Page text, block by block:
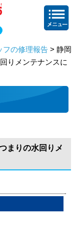
フの修理報告 > 静岡
りメンテナンスに
まりの水回りメ